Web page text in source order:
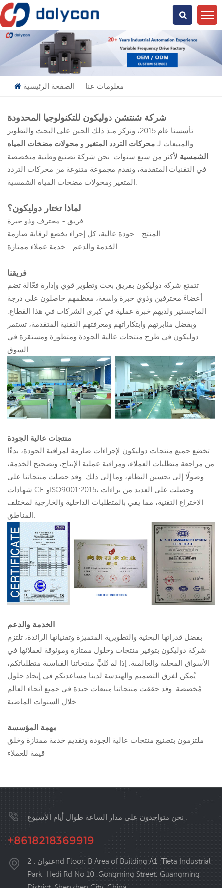
عن ماذا تبحث؟
الصفحة الرئيسية معلومات عنا
شركة شنتشن دوليكون للتكنولوجيا المحدودة
تأسسنا عام 2015، ونركز منذ ذلك الحين على البحث والتطوير
والمبيعات لـ محركات التردد المتغير و محولات مضخات المياه
الشمسية لأكثر من سبع سنوات. نحن شركة تصنيع وطنية متخصصة
في التقنيات المتقدمة، ونقدم مجموعة متنوعة من محركات التردد
لماذا تختار دوليكون؟
فريق - محترف وذو خبرة
المنتج - جودة عالية، كل إجراء يخضع لرقابة صارمة
الخدمة والدعم - خدمة عملاء ممتازة
فريقنا
تتمتع شركة دوليكون بفريق بحث وتطوير قوي وإدارة فعّالة تضم
أعضاءً محترفين وذوي خبرة واسعة، معظمهم حاصلون على درجة
الماجستير ولديهم خبرة عملية في كبرى الشركات في هذا القطاع.
وبفضل مثابرتهم وابتكاراتهم ومعرفتهم التقنية المتقدمة، تستمر
دوليكون في طرح منتجات عالية الجودة ومتطورة ومستقرة في
منتجات عالية الجودة
تخضع جميع منتجات دوليكون لإجراءات صارمة لمراقبة الجودة، بدءًا
من مراجعة متطلبات العملاء، ومراقبة عملية الإنتاج، وتصحيح الخدمة،
وصولًا إلى تحسين النظام، وما إلى ذلك. وقد حصلت منتجاتنا على
شهادات CE وISO9001:2015، وحصلت على العديد من براءات
الاختراع التقنية، مما يفي بالمتطلبات الداخلية والخارجية لمختلف
الخدمة والدعم
بفضل قدراتها البحثية والتطويرية المتميزة وتقنياتها الرائدة، تلتزم
شركة دوليكون بتوفير منتجات وحلول ممتازة وموثوقة لعملائها في
الأسواق المحلية والعالمية. إذا لم تُلبِّ منتجاتنا القياسية متطلباتكم،
يُمكن لفرق التصميم والهندسة لدينا مساعدتكم في إيجاد حلول
مُخصصة. وقد حققت منتجاتنا مبيعات جيدة في جميع أنحاء العالم
مهمة المؤسسة
ملتزمون بتصنيع منتجات عالية الجودة وتقديم خدمة ممتازة وخلق
قيمة للعملاء
نحن متواجدون على مدار الساعة طوال أيام الأسبوع :
+8618218369919
عنوان : 2nd Floor, B Area of Building A1, Tieta Industrial
Park, Hedi Rd No 10, Gongming Street, Guangming